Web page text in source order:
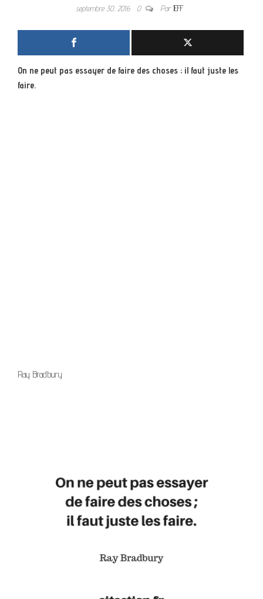
septembre 30, 2016 0 ParJEFF
On ne peut pas essayer de faire des choses ; il faut juste les
faire.
Ray Bradbury